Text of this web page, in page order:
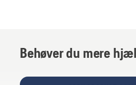
Behøver du mere